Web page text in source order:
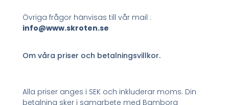
Övriga frågor hänvisas till vår mail :
info@www.skroten.se
Om våra priser och betalningsvillkor.
Alla priser anges i SEK och inkluderar moms. Din
betalning sker i samarbete med Bambora